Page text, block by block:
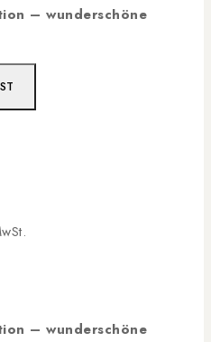
– wunderschöne
– wunderschöne